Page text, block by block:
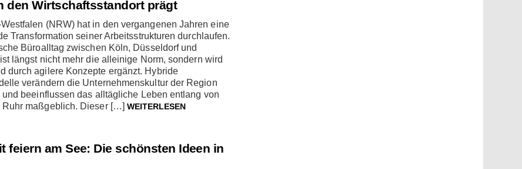
den Wirtschaftsstandort prägt
(NRW) hat in den vergangenen Jahren eine
Transformation seiner Arbeitsstrukturen durchlaufen.
Büroalltag zwischen Köln, Düsseldorf und
längst nicht mehr die alleinige Norm, sondern wird
durch agilere Konzepte ergänzt. Hybride
verändern die Unternehmenskultur der Region
und beeinflussen das alltägliche Leben entlang von
Ruhr maßgeblich. Dieser […]WEITERLESEN
feiern am See: Die schönsten Ideen in